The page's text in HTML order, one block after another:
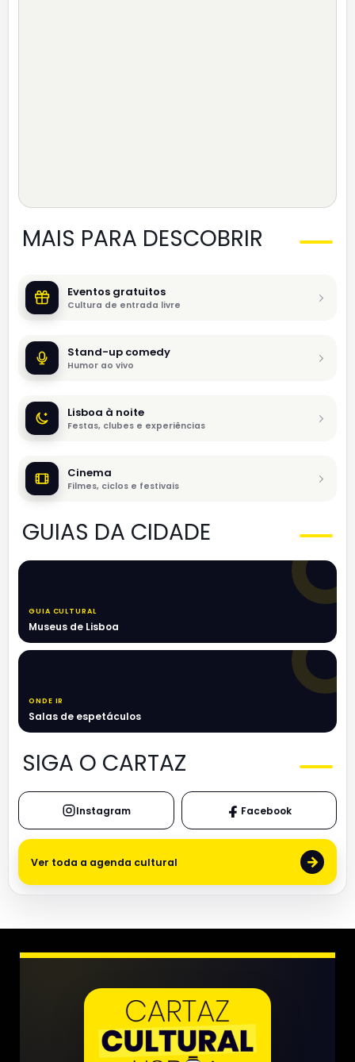
MAIS PARA DESCOBRIR
Eventos gratuitos
Cultura de entrada livre
Stand-up comedy
Humor ao vivo
Lisboa à noite
Festas, clubes e experiências
Cinema
Filmes, ciclos e festivais
GUIAS DA CIDADE
GUIA CULTURAL
Museus de Lisboa
ONDE IR
Salas de espetáculos
SIGA O CARTAZ
Instagram Facebook
Ver toda a agenda cultural →